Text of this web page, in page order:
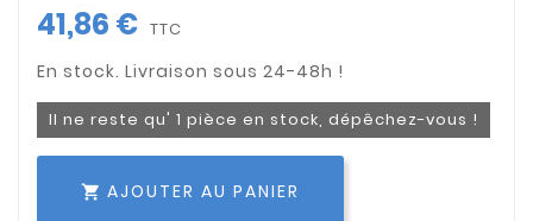
41,86 € TTC
Il ne reste qu' 1 pièce en stock, dépêchez-vous !
 AJOUTER AU PANIER